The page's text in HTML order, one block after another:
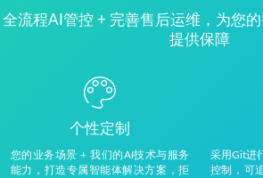
全流程AI管控 + 完善售后运维，为您
提供保障
个性定制
您的业务场景 + 我们的AI技术与服务
能力，打造专属智能体解决方案，拒
采用Git进
控制，可